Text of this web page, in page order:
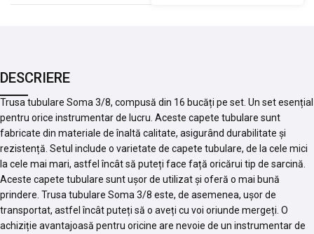
DESCRIERE
Trusa tubulare Soma 3/8, compusă din 16 bucăți pe set. Un set esențial
pentru orice instrumentar de lucru. Aceste capete tubulare sunt
fabricate din materiale de înaltă calitate, asigurând durabilitate și
rezistență. Setul include o varietate de capete tubulare, de la cele mici
la cele mai mari, astfel încât să puteți face față oricărui tip de sarcină.
Aceste capete tubulare sunt ușor de utilizat și oferă o mai bună
prindere. Trusa tubulare Soma 3/8 este, de asemenea, ușor de
transportat, astfel încât puteți să o aveți cu voi oriunde mergeți. O
achiziție avantajoasă pentru oricine are nevoie de un instrumentar de